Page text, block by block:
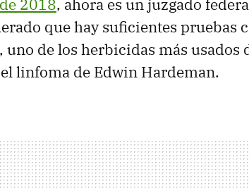
2018, ahora es un juzgado
que hay suficientes pruebas
de los herbicidas más usados
linfoma de Edwin Hardeman.